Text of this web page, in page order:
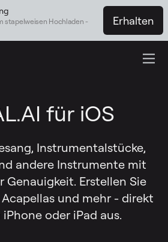
stapelweisen Hochladen -
Erhalten
für iOS
Instrumentalstücke,
andere Instrumente mit
Genauigkeit. Erstellen Sie
Acapellas und mehr - direkt
oder iPad aus.